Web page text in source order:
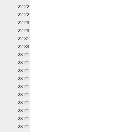
22:22
22:22
22:29
22:29
22:31
22:39
23:21
23:21
23:21
23:21
23:21
23:21
23:21
23:21
23:21
23:21